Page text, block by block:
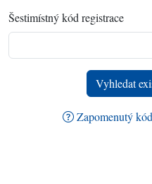
Šestimístný kód registrace
Vyhledat
Zapomenutý